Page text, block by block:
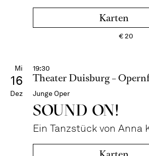
Karten
€20
Mi
16
Dez
19:30
Theater Duisburg –
Junge Oper
SOUND ON!
Ein Tanzstück von Anna